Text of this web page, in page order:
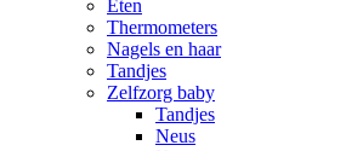
Eten
Thermometers
Nagels en haar
Tandjes
Zelfzorg baby
Tandjes
Neus